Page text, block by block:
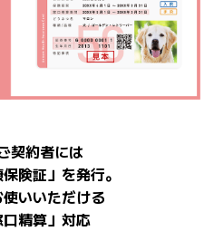
契約者には
険証」を発行。
いいただける
精算」対応